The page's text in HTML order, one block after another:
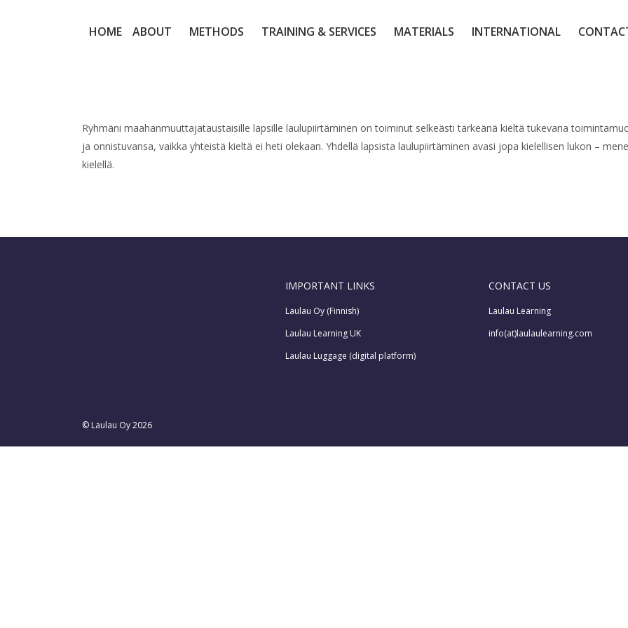
HOME ABOUT METHODS TRAINING & SERVICES MATERIALS INTERNATIONAL
Ryhmäni maahanmuuttajataustaisille lapsille laulupiirtäminen on toiminut selkeästi tärkeänä kieltä tukevana
ja onnistuvansa, vaikka yhteistä kieltä ei heti olekaan. Yhdellä lapsista laulupiirtäminen avasi jopa kielellisen lukon –
kielellä.
IMPORTANT LINKS
Laulau Oy (Finnish)
Laulau Learning UK
Laulau Luggage (digital platform)
CONTACT US
Laulau Learning
info(at)laulaulearning.com
© Laulau Oy 2026